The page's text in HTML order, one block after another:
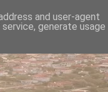
and user-agent
generate usage